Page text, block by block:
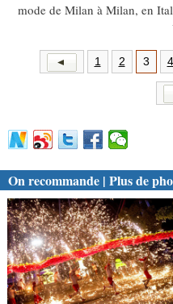
mode de Milan à Milan, en
1 2 3 4
On recommande | Plus de